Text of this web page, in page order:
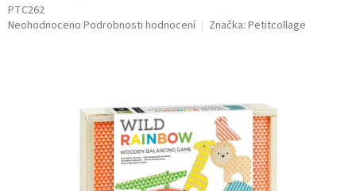
PTC262
Průměrné
Neohodnoceno Podrobnosti hodnocení Značka: Petitcollage